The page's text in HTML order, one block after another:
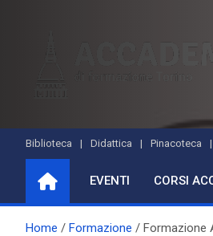
Accademia
Biblioteca Didattica Pinacoteca
EVENTI CORSI
Home Formazione Formazione